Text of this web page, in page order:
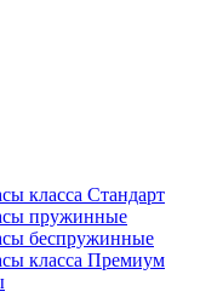
класса Стандарт
пружинные
беспружинные
класса Премиум